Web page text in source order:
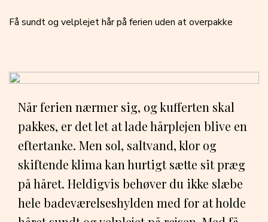
Få sundt og velplejet hår på ferien uden at overpakke
Når ferien nærmer sig, og kufferten skal
pakkes, er det let at lade hårplejen blive en
eftertanke. Men sol, saltvand, klor og
skiftende klima kan hurtigt sætte sit præg
på håret. Heldigvis behøver du ikke slæbe
hele badeværelseshylden med for at holde